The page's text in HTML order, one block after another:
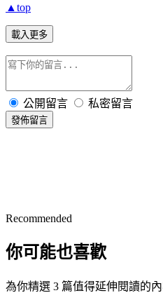
▲top
載入更多
公開留言 私密留言
發佈留言
Recommended
你可能也喜歡
為你精選 3 篇值得延伸閱讀的